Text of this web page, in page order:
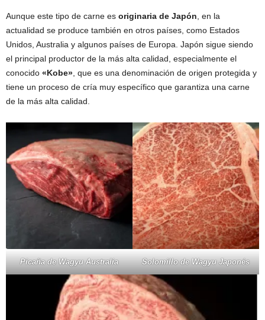
Aunque este tipo de carne es originaria de Japón , en la
actualidad se produce también en otros países, como Estados
Unidos, Australia y algunos países de Europa. Japón sigue siendo
el principal productor de la más alta calidad, especialmente el
conocido «Kobe» , que es una denominación de origen protegida y
tiene un proceso de cría muy específico que garantiza una carne
de la más alta calidad.
Picaña de Wagyu Australia Solomillo de Wagyu Japonés